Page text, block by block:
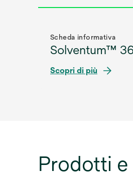
Scheda informativa
Solventum™
Scopri di più
Prodotti